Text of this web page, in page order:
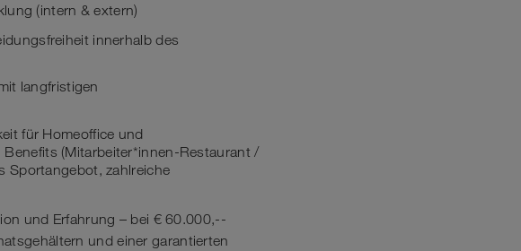
(intern & extern)
innerhalb des
langfristigen
für Homeoffice und
(Mitarbeiter*innen-Restaurant /
Sportangebot, zahlreiche
und Erfahrung – bei € 60.000,--
und einer garantierten